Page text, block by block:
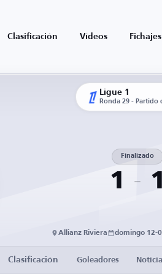
Clasificación Vídeos Fichajes
Ligue 1
Ronda 29 - Partido
1
Finalizado
1
Allianz Riviera domingo 12-
Clasificación Goleadores